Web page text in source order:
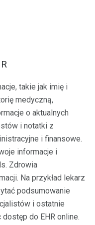
takie jak imię i
medyczną,
o aktualnych
i notatki z
i finansowe.
informacje i
Zdrowia
Na przykład lekarz
podsumowanie
i ostatnie
do EHR online.